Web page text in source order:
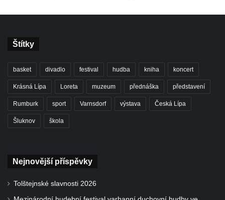
Štítky
basket divadlo festival hudba kniha koncert
Krásná Lípa Loreta muzeum přednáška představení
Rumburk sport Varnsdorf výstava Česká Lípa
Šluknov škola
Nejnovější příspěvky
Tolštejnské slavnosti 2026